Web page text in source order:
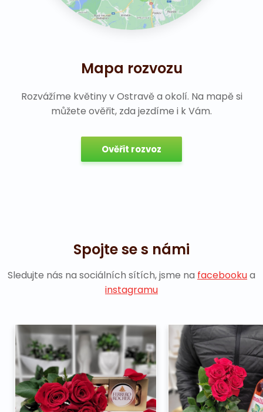
Mapa rozvozu
Rozvážíme květiny v Ostravě a okolí. Na mapě si
můžete ověřit, zda jezdíme i k Vám.
Ověřit rozvoz
Spojte se s námi
Sledujte nás na sociálních sítích, jsme na facebookua
instagramu